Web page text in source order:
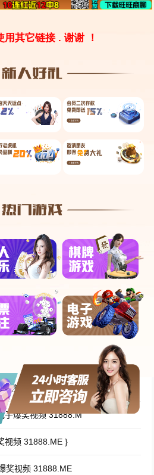
识，其中也会对进行解释，如果能
别忘了关注本站，现...
2024-12-26
视频 31888.ME }
子爆奖视频 31888.M
视频 31888.ME }
奖视频 31888.ME